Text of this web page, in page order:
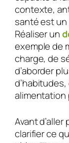
contexte,
santé est
Réaliser un
exemple de
charge, de
d’aborder
d’habitudes,
alimentation
Avant
clarifier ce